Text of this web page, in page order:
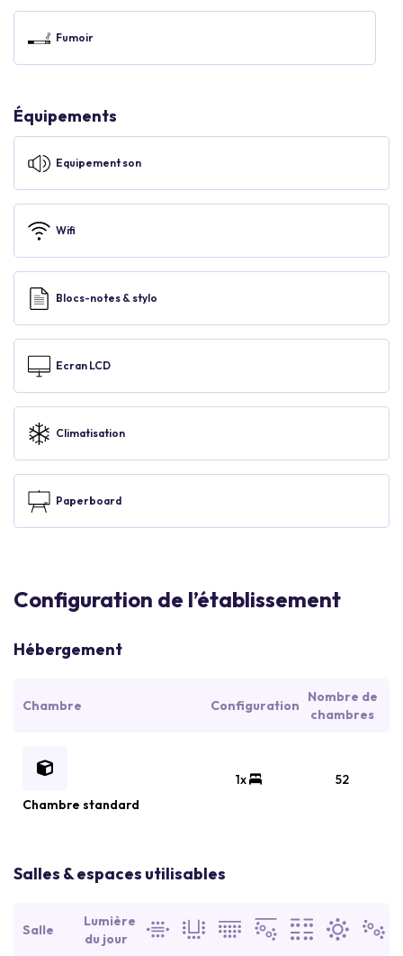
Fumoir
Équipements
Equipement son
Wifi
Blocs-notes & stylo
Ecran LCD
Climatisation
Paperboard
Configuration de l’établissement
Hébergement
Chambre Configuration
Nombre de
chambres
Chambre standard
1x 52
Salles & espaces utilisables
Salle
Lumière
du jour